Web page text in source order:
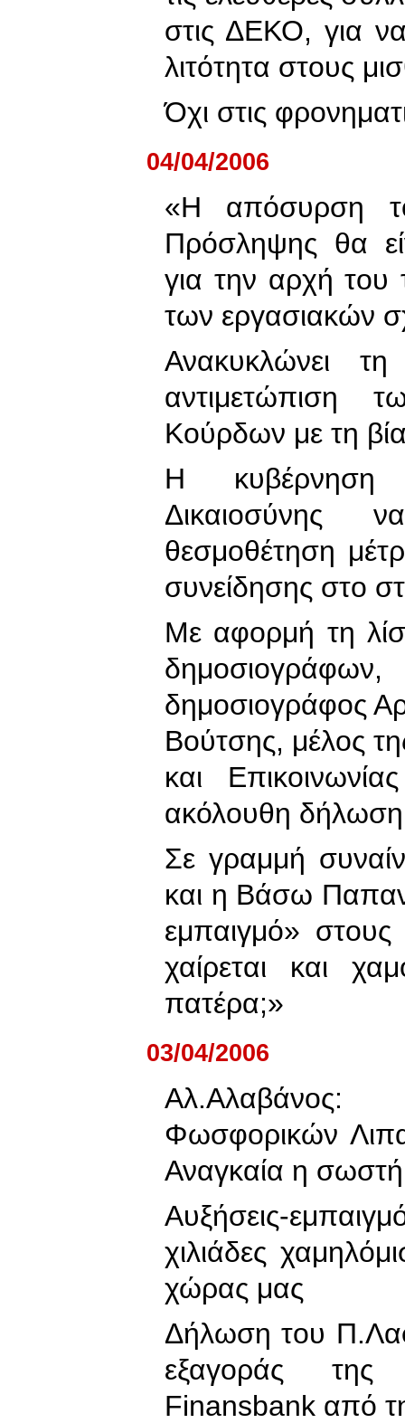
στις ΔΕΚΟ, για
λιτότητα στους
Όχι στις
04/04/2006
«Η απόσυρση
Πρόσληψης θα
για την αρχή του
των εργασιακών
Ανακυκλώνει
αντιμετώπιση
Κούρδων με τη
Η κυβέρνηση
Δικαιοσύνης
θεσμοθέτηση
συνείδησης στο
Με αφορμή τη
δημοσιογράφος
Βούτσης, μέλος
και
ακόλουθη
Σε γραμμή
και η Βάσω
εμπαιγμό» στους
χαίρεται και
πατέρα;»
03/04/2006
Φωσφορικών
Αναγκαία η σωστή
Αυξήσεις-
χιλιάδες
χώρας μας
Δήλωση του
εξαγοράς της
Finansbank από